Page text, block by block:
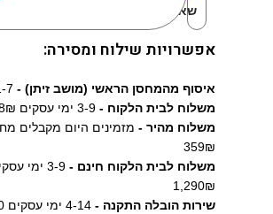
שאהבתי:
אפשרויות שילוח ומסירה:
איסוף מהמחסן הראשי (מושב זיתן) -
משלוח לבית הלקוח - 3-9 ימי עסקים 58₪
משלוח מהיר - מזמינים היום מקבלים
359₪
משלוח לבית הלקוח חינם -
3-9 ימי
1,290₪
שירות הובלה התקנה -